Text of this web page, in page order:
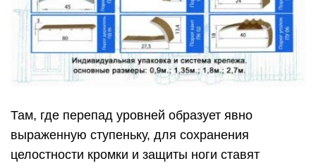
Там, где перепад уровней образует явно
выраженную ступеньку, для сохранения
целостности кромки и защиты ноги ставят